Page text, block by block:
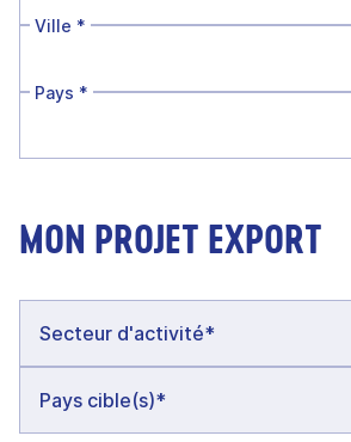
Ville *
Pays *
MON PROJET EXPORT